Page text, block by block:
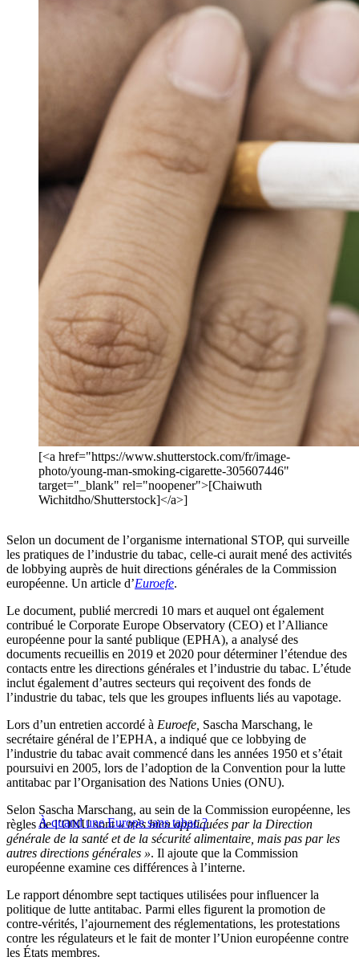
[<a href="https://www.shutterstock.com/fr/image-
photo/young-man-smoking-cigarette-305607446"
target="_blank" rel="noopener">[Chaiwuth
Wichitdho/Shutterstock]</a>]
Selon un document de l’organisme international STOP, qui surveille
les pratiques de l’industrie du tabac, celle-ci aurait mené des activités
de lobbying auprès de huit directions générales de la Commission
européenne. Un article d’Euroefe.
Le document, publié mercredi 10 mars et auquel ont également
contribué le Corporate Europe Observatory (CEO) et l’Alliance
européenne pour la santé publique (EPHA), a analysé des
documents recueillis en 2019 et 2020 pour déterminer l’étendue des
contacts entre les directions générales et l’industrie du tabac. L’étude
inclut également d’autres secteurs qui reçoivent des fonds de
l’industrie du tabac, tels que les groupes influents liés au vapotage.
Lors d’un entretien accordé à Euroefe, Sascha Marschang, le
secrétaire général de l’EPHA, a indiqué que ce lobbying de
l’industrie du tabac avait commencé dans les années 1950 et s’était
poursuivi en 2005, lors de l’adoption de la Convention pour la lutte
antitabac par l’Organisation des Nations Unies (ONU).
À quand une Europe sans tabac ?
Selon Sascha Marschang, au sein de la Commission européenne, les
règles de l’ONU sont« très bien appliquées par la Direction
générale de la santé et de la sécurité alimentaire, mais pas par les
autres directions générales ». Il ajoute que la Commission
européenne examine ces différences à l’interne.
Le rapport dénombre sept tactiques utilisées pour influencer la
politique de lutte antitabac. Parmi elles figurent la promotion de
contre-vérités, l’ajournement des réglementations, les protestations
contre les régulateurs et le fait de monter l’Union européenne contre
les États membres.